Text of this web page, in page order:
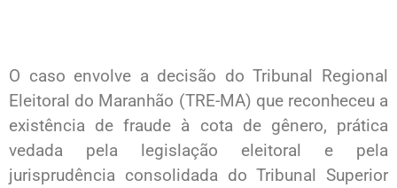
O caso envolve a decisão do Tribunal Regional
Eleitoral do Maranhão (TRE-MA) que reconheceu a
existência de fraude à cota de gênero, prática
vedada pela legislação eleitoral e pela
jurisprudência consolidada do Tribunal Superior